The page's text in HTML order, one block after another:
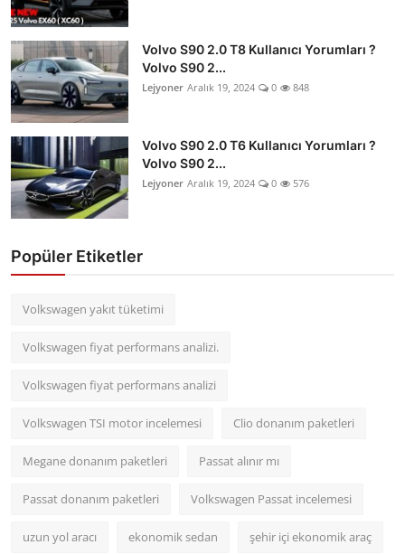
Volvo S90 2.0 T8 Kullanıcı Yorumları ?
Volvo S90 2...
Lejyoner Aralık 19, 2024 0 848
Volvo S90 2.0 T6 Kullanıcı Yorumları ?
Volvo S90 2...
Lejyoner Aralık 19, 2024 0 576
Popüler Etiketler
Volkswagen yakıt tüketimi
Volkswagen fiyat performans analizi.
Volkswagen fiyat performans analizi
Volkswagen TSI motor incelemesi Clio donanım paketleri
Megane donanım paketleri Passat alınır mı
Passat donanım paketleri Volkswagen Passat incelemesi
uzun yol aracı ekonomik sedan şehir içi ekonomik araç